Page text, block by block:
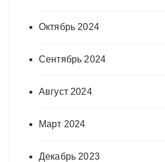
Октябрь 2024
Сентябрь 2024
Август 2024
Март 2024
Декабрь 2023